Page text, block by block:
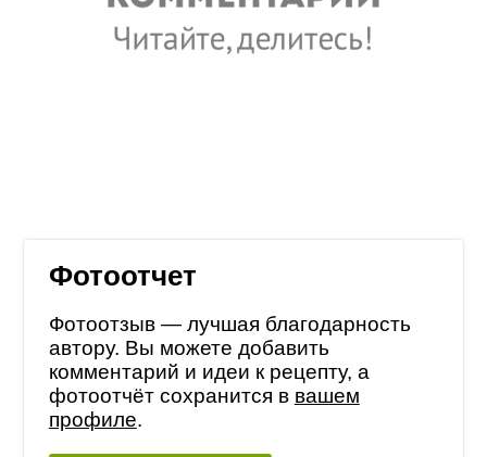
Фотоотчет
Фотоотзыв — лучшая благодарность
автору. Вы можете добавить
комментарий и идеи к рецепту, а
фотоотчёт сохранится в вашем
профиле.